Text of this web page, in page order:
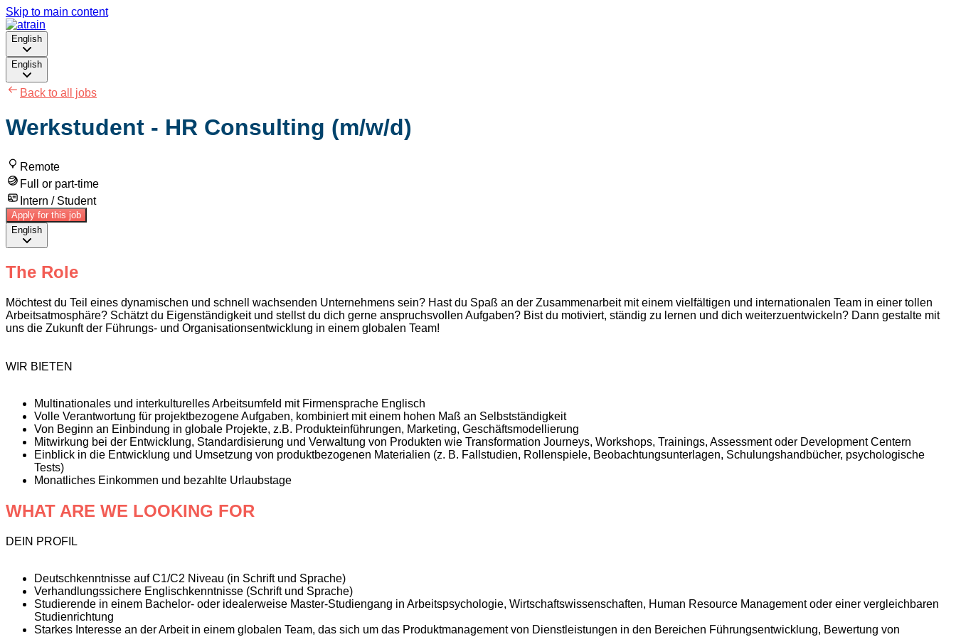
Skip to main content
English
English
Back to all jobs
Werkstudent - HR Consulting (m/w/d)
Remote
Full or part-time
Intern / Student
Apply for this job
English
The Role
Möchtest du Teil eines dynamischen und schnell wachsenden Unternehmens sein? Hast du Spaß an der Zusammenarbeit mit einem vielfältigen und internationalen Team in einer tollen
Arbeitsatmosphäre? Schätzt du Eigenständigkeit und stellst du dich gerne anspruchsvollen Aufgaben? Bist du motiviert, ständig zu lernen und dich weiterzuentwickeln? Dann gestalte mit
uns die Zukunft der Führungs- und Organisationsentwicklung in einem globalen Team!
WIR BIETEN
Multinationales und interkulturelles Arbeitsumfeld mit Firmensprache Englisch
Volle Verantwortung für projektbezogene Aufgaben, kombiniert mit einem hohen Maß an Selbstständigkeit
Von Beginn an Einbindung in globale Projekte, z.B. Produkteinführungen, Marketing, Geschäftsmodellierung
Mitwirkung bei der Entwicklung, Standardisierung und Verwaltung von Produkten wie Transformation Journeys, Workshops, Trainings, Assessment oder Development Centern
Einblick in die Entwicklung und Umsetzung von produktbezogenen Materialien (z. B. Fallstudien, Rollenspiele, Beobachtungsunterlagen, Schulungshandbücher, psychologische
Tests)
Monatliches Einkommen und bezahlte Urlaubstage
WHAT ARE WE LOOKING FOR
DEIN PROFIL
Deutschkenntnisse auf C1/C2 Niveau (in Schrift und Sprache)
Verhandlungssichere Englischkenntnisse (Schrift und Sprache)
Studierende in einem Bachelor- oder idealerweise Master-Studiengang in Arbeitspsychologie, Wirtschaftswissenschaften, Human Resource Management oder einer vergleichbaren
Studienrichtung
Starkes Interesse an der Arbeit in einem globalen Team, das sich um das Produktmanagement von Dienstleistungen in den Bereichen Führungsentwicklung, Bewertung von